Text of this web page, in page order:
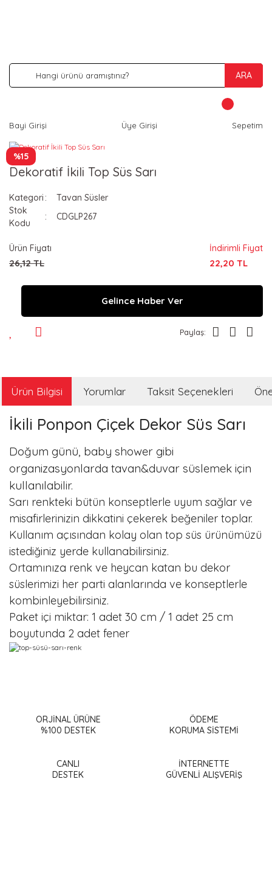
ARA
Bayi Girişi Üye Girişi Sepetim
%15
Dekoratif İkili Top Süs Sarı
Kategori
Tavan Süsler
Stok
Kodu
CDGLP267
Ürün Fiyatı
26,12 TL
İndirimli Fiyat
22,20 TL
Gelince Haber Ver
Paylaş:
Ürün Bilgisi Yorumlar Taksit Seçenekleri
İkili Ponpon Çiçek Dekor Süs Sarı
Doğum günü, baby shower gibi
organizasyonlarda tavan&duvar süslemek için
kullanılabilir.
Sarı renkteki bütün konseptlerle uyum sağlar ve
misafirlerinizin dikkatini çekerek beğeniler toplar.
Kullanım açısından kolay olan top süs ürünümüzü
istediğiniz yerde kullanabilirsiniz.
Ortamınıza renk ve heycan katan bu dekor
süslerimizi her parti alanlarında ve konseptlerle
kombinleyebilirsiniz.
Paket içi miktar: 1 adet 30 cm / 1 adet 25 cm
boyutunda 2 adet fener
Görüş ve önerileriniz için teşekkür ederiz.
Ürün açıklamasında eksik bilgiler bulunuyor.
Ürün bilgilerinde hatalar bulunuyor.
ORJİNAL ÜRÜNE
%100 DESTEK
ÖDEME
KORUMA SİSTEMİ
CANLI
DESTEK
İNTERNETTE
GÜVENLİ ALIŞVERİŞ